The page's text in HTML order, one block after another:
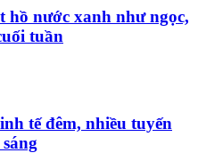
hồ nước xanh như ngọc,
tuần
tế đêm, nhiều tuyến